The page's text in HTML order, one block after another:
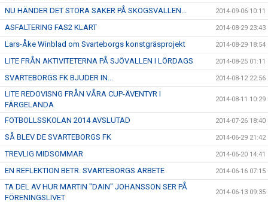
NU HÄNDER DET STORA SAKER PÅ SKOGSVALLEN... 2014-09-06 10:11
ASFALTERING FAS2 KLART 2014-08-29 23:43
Lars-Åke Winblad om Svarteborgs konstgräsprojekt 2014-08-29 18:54
LITE FRÅN AKTIVITETERNA PÅ SJÖVALLEN I LÖRDAGS 2014-08-25 01:11
SVARTEBORGS FK BJUDER IN... 2014-08-12 22:56
LITE REDOVISNG FRÅN VÅRA CUP-ÄVENTYR I
FÄRGELANDA
2014-08-11 10:29
FOTBOLLSSKOLAN 2014 AVSLUTAD 2014-07-26 18:40
SÅ BLEV DE SVARTEBORGS FK 2014-06-29 21:42
TREVLIG MIDSOMMAR 2014-06-20 14:41
EN REFLEKTION BETR. SVARTEBORGS ARBETE 2014-06-16 07:15
TA DEL AV HUR MARTIN "DAIN" JOHANSSON SER PÅ
FÖRENINGSLIVET
2014-06-13 09:35